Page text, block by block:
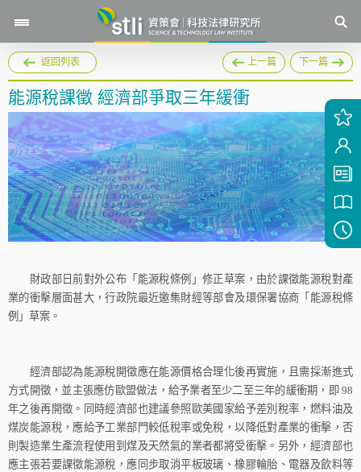
返回列表 上一篇 下一篇
能源稅課徵 經濟部爭取三年緩衝
財政部日前對外公布「能源稅條例」修正草案，由於課徵能源稅對產
業的衝擊層面甚大，行政院最近邀集財經等部會及環保署協商「能源稅條
例」草案。
經濟部認為能源稅開徵應在能源價格合理化後再實施，且需採漸進式
方式開徵，並主張應仿歐盟做法，給予業者至少二至三年的緩衝期，即 98
年之後再開徵。同時經濟部也建議參照歐美國家給予差別稅率，燃料油及
煤炭能源稅，應給予工業部門較低稅率或免稅，以降低對產業的衝擊，否
則製造業生產流程使用到煤及天然氣的業者都將受衝擊。另外，經濟部也
應主張若要課徵能源稅，應同步取消平板玻璃、橡膠輪胎、電器及飲料等